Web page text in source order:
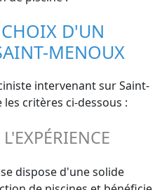
CHOIX D'UN
MENOUX
intervenant sur Saint-
critères ci-dessous :
dispose d'une solide